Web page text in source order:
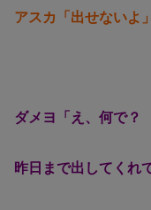
アスカ「出せないよ」
ダメヨ「え、何で？
昨日まで出してくれ